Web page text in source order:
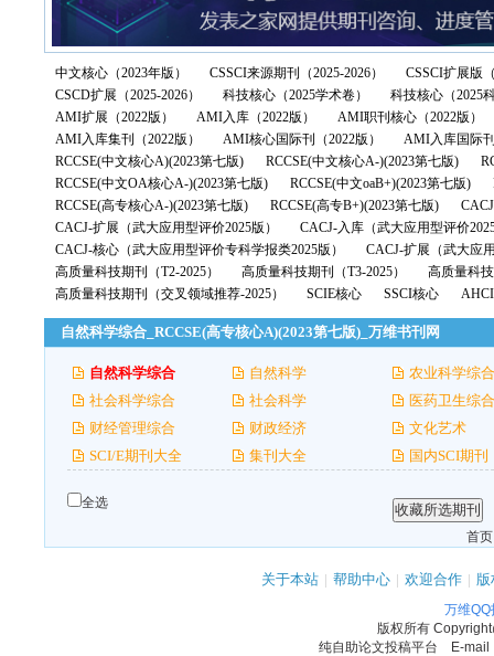
中文核心（2023年版） CSSCI来源期刊（2025-2026）
CSSCI扩展版
CSCD扩展（2025-2026）
科技核心（2025学术卷）
科技核心（2025
AMI扩展（2022版）
AMI入库（2022版）
AMI职刊核心（2022版）
AMI入库集刊（2022版）
AMI核心国际刊（2022版）
AMI入库国际
RCCSE(中文核心A)(2023第七版)
RCCSE(中文核心A-)(2023第七版)
RCCSE(中文OA核心A-)(2023第七版)
RCCSE(中文oaB+)(2023第七版)
RCCSE(高专核心A-)(2023第七版)
RCCSE(高专B+)(2023第七版)
CACJ-扩展（武大应用型评价2025版）
CACJ-入库（武大应用型评价
CACJ-核心（武大应用型评价专科学报类2025版）
CACJ-扩展（武大应
高质量科技期刊（T2-2025）
高质量科技期刊（T3-2025）
高质量科
高质量科技期刊（交叉领域推荐-2025）
SCIE核心 SSCI核心
自然科学综合_RCCSE(高专核心A)(2023第七版)_万维书刊网
自然科学综合 自然科学
农业科学综合
社会科学综合
社会科学
医药卫生综合
财经管理综合
财政经济
文化艺术
SCI/E期刊大全
集刊大全 国内SCI期刊
全选
首
关于本站 | 帮助中心 | 欢迎合作 |
万维
版权所有
纯自助论文投稿平台 E-mail